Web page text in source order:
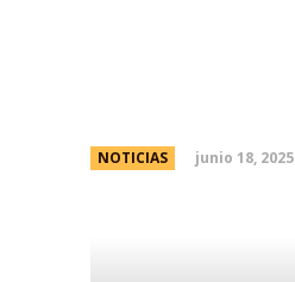
NOTICIAS junio 18, 2025